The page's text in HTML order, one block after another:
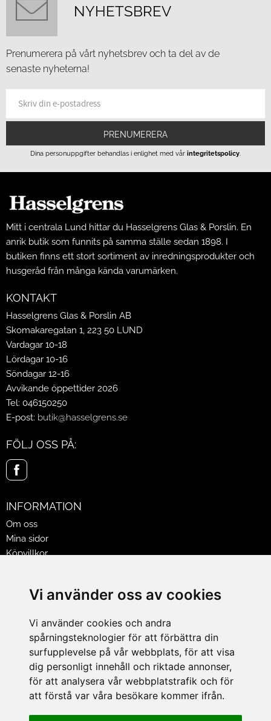
Vi använder oss av cookies
Vi använder cookies och andra
spårningsteknologier för att förbättra din
surfupplevelse på vår webbplats, för att visa
dig personligt innehåll och riktade annonser,
för att analysera vår webbplatstrafik och för
att förstå var våra besökare kommer ifrån.
NYHETSBREV
Prenumerera på vårt nyhetsbrev och ta del av de
senaste nyheterna!
PRENUMERERA
Dina personuppgifter behandlas i enlighet med vår integritetspolicy
Mitt i centrala Lund hittar du Hasselgrens Glas & Porslin. En
anrik butik som funnits på samma ställe sedan 1898. I
butiken finns ett stort sortiment av inredningsprodukter och
husgeråd från många kända varumärken.
KONTAKT
Hasselgrens Glas & Porslin AB
Skomakaregatan 1, 223 50 LUND
Vardagar 10-18
Lördagar 10-16
Söndagar 12-16
Avvikande öppettider 2026
Tel: 046150250
E-post: butik@hasselgrens.se
FÖLJ OSS PÅ:
INFORMATION
Om oss
Mina sidor
Köpvillkor
Jobba på Hasselgrens
LEVERANS
BETALNINGSSÄTT